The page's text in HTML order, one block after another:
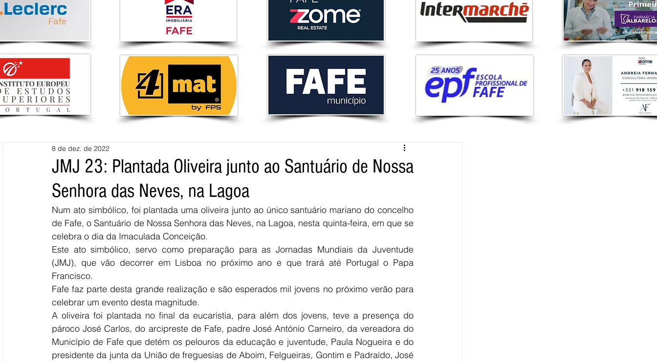
JMJ 23: Plantada Oliveira junto ao Santuário de Nossa
Senhora das Neves, na Lagoa
8 de dez. de 2022
Num ato simbólico, foi plantada uma oliveira junto ao único santuário mariano do concelho
de Fafe, o Santuário de Nossa Senhora das Neves, na Lagoa, nesta quinta-feira, em que se
celebra o dia da Imaculada Conceição.
Este ato simbólico, servo como preparação para as Jornadas Mundiais da Juventude
(JMJ), que vão decorrer em Lisboa no próximo ano e que trará até Portugal o Papa
Francisco.
Fafe faz parte desta grande realização e são esperados mil jovens no próximo verão para
celebrar um evento desta magnitude.
A oliveira foi plantada no final da eucaristia, para além dos jovens, teve a presença do
pároco José Carlos, do arcipreste de Fafe, padre José António Carneiro, da vereadora do
Município de Fafe que detém os pelouros da educação e juventude, Paula Nogueira e do
presidente da junta da União de freguesias de Aboim, Felgueiras, Gontim e Padraído, José